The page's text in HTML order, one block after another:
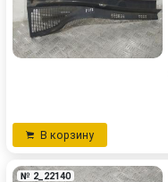
В корзину
№ 2_22140